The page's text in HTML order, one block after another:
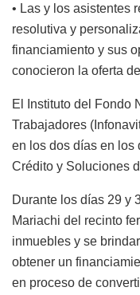
• Las y los asistentes
resolutiva y
financiamiento y sus
conocieron la oferta
El Instituto del Fondo
Trabajadores
en los dos días en los
Crédito y Soluciones
Durante los días 29 y
Mariachi del recinto
inmuebles y se
obtener un
en proceso de